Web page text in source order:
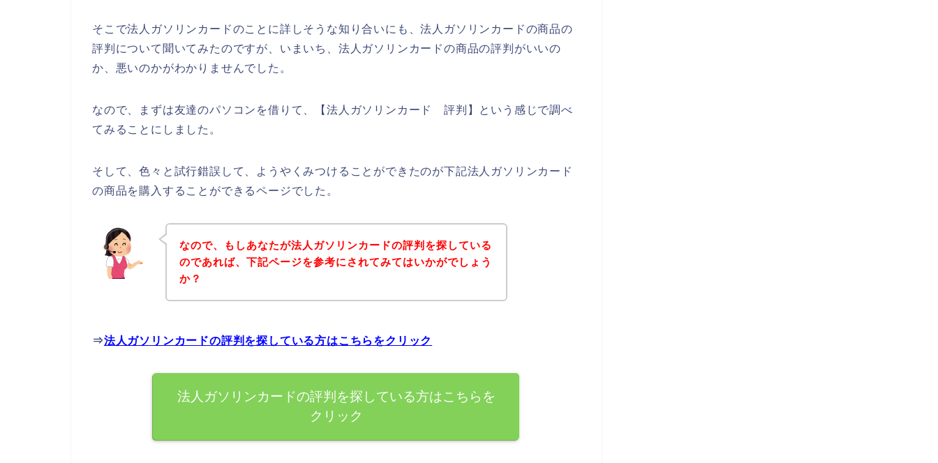
そこで法人ガソリンカードのことに詳しそうな知り合いにも、法人ガソリンカードの商品の
評判について聞いてみたのですが、いまいち、法人ガソリンカードの商品の評判がいいの
か、悪いのかがわかりませんでした。
なので、まずは友達のパソコンを借りて、【法人ガソリンカード 評判】という感じで調べ
てみることにしました。
そして、色々と試行錯誤して、ようやくみつけることができたのが下記法人ガソリンカード
の商品を購入することができるページでした。
なので、もしあなたが法人ガソリンカードの評判を探している
のであれば、下記ページを参考にされてみてはいかがでしょう
か？
⇒法人ガソリンカードの評判を探している方はこちらをクリック
法人ガソリンカードの評判を探している方はこちらを
クリック